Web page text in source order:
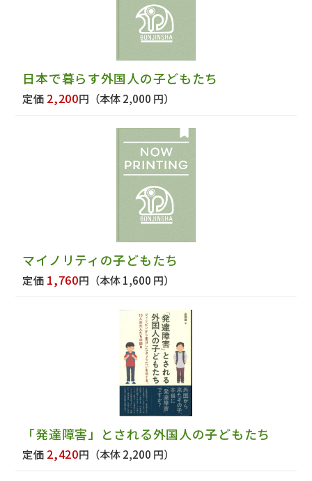
日本で暮らす外国人の子どもたち
定価 2,200円 （本体 2,000 円）
マイノリティの子どもたち
定価 1,760円 （本体 1,600 円）
「発達障害」とされる外国人の子どもたち
定価 2,420円 （本体 2,200 円）